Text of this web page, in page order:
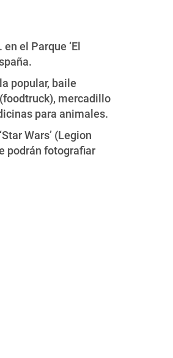
el Parque ‘El
popular, baile
mercadillo
para animales.
Wars’ (Legion
podrán fotografiar